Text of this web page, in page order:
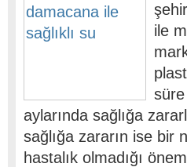
ile
aylarında sağlığa
sağlığa zararın ise bir
hastalık olmadığı